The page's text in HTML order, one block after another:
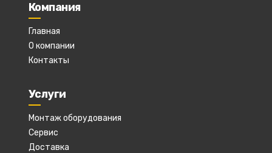
Компания
Главная
О компании
Контакты
Услуги
Монтаж оборудования
Сервис
Доставка